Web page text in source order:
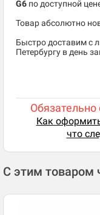
G6 по доступной
Товар абсолютно
Быстро доставим с
Петербургу в день
Как
что
С этим товаром